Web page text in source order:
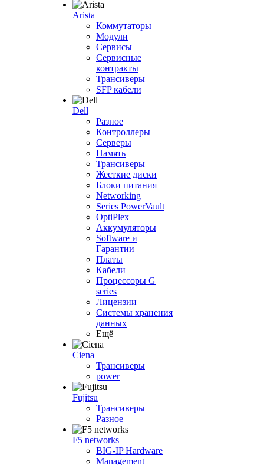
Arista
Коммутаторы
Модули
Сервисы
Сервисные
контракты
Трансиверы
SFP кабели
Dell
Разное
Контроллеры
Серверы
Память
Трансиверы
Жесткие диски
Блоки питания
Networking
Series PowerVault
OptiPlex
Аккумуляторы
Software и
Гарантии
Платы
Кабели
Процессоры G
series
Лицензии
Системы хранения
данных
Ещё
Ciena
Трансиверы
power
Fujitsu
Трансиверы
Разное
F5 networks
BIG-IP Hardware
Management